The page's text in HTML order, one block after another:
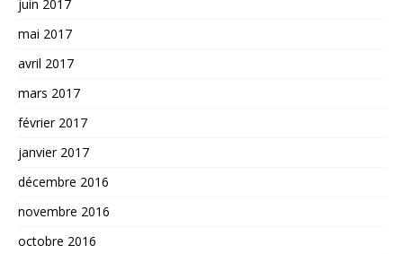
juin 2017
mai 2017
avril 2017
mars 2017
février 2017
janvier 2017
décembre 2016
novembre 2016
octobre 2016